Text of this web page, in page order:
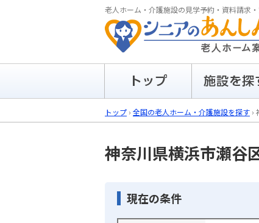
老人ホーム・介護施設の見学予約・資料請求
トップ › 全国の老人ホーム・介護施設を探す ›
神奈川県横浜市瀬谷
現在の条件